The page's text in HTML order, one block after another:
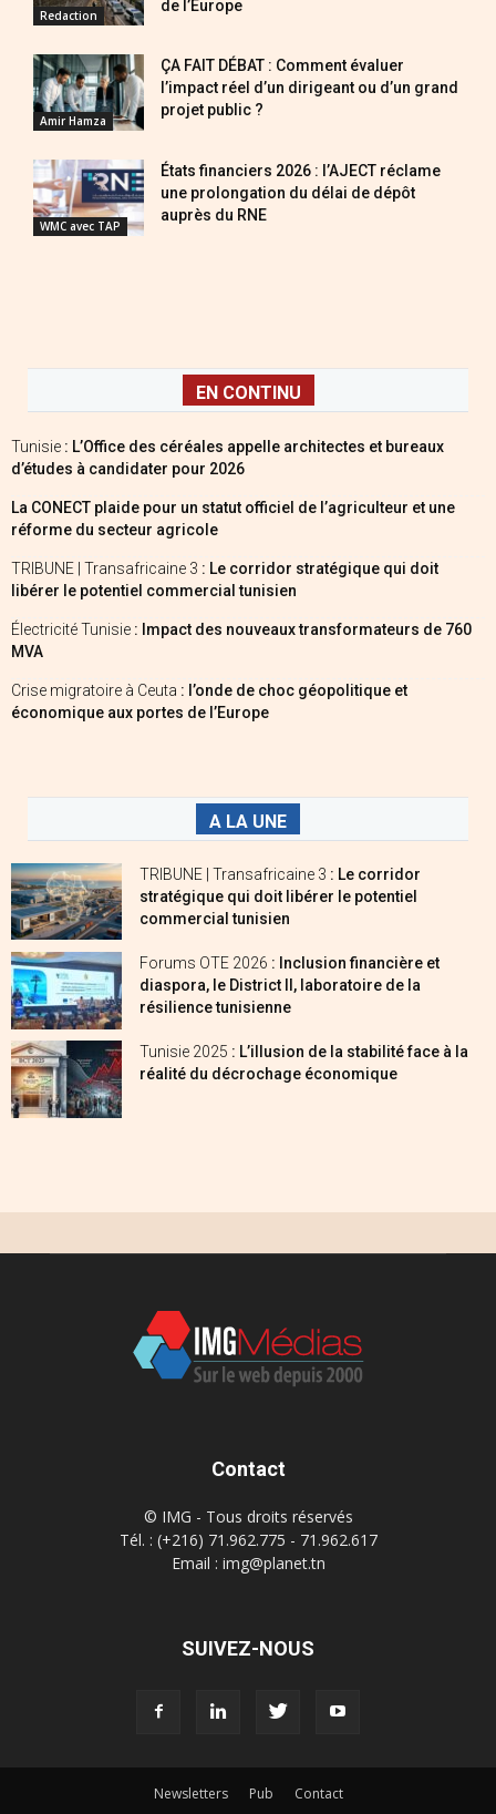
Redaction
de l’Europe
Amir Hamza
ÇA FAIT DÉBAT : Comment évaluer
l’impact réel d’un dirigeant ou d’un grand
projet public ?
WMC avec TAP
États financiers 2026 : l’AJECT réclame
une prolongation du délai de dépôt
auprès du RNE
EN CONTINU
Tunisie : L’Office des céréales appelle architectes et bureaux
d’études à candidater pour 2026
La CONECT plaide pour un statut officiel de l’agriculteur et une
réforme du secteur agricole
TRIBUNE | Transafricaine 3 : Le corridor stratégique qui doit
libérer le potentiel commercial tunisien
Électricité Tunisie : Impact des nouveaux transformateurs de 760
MVA
Crise migratoire à Ceuta : l’onde de choc géopolitique et
économique aux portes de l’Europe
A LA UNE
TRIBUNE | Transafricaine 3 : Le corridor
stratégique qui doit libérer le potentiel
commercial tunisien
Forums OTE 2026 : Inclusion financière et
diaspora, le District II, laboratoire de la
résilience tunisienne
Tunisie 2025 : L’illusion de la stabilité face à la
réalité du décrochage économique
Contact
© IMG - Tous droits réservés
Tél. : (+216) 71.962.775 - 71.962.617
Email : img@planet.tn
SUIVEZ-NOUS
Newsletters Pub Contact